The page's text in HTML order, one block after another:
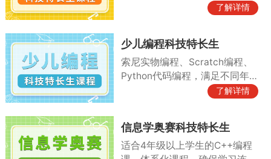
课程体系以及各种竞赛素养课
了解详情
少儿编程科技特长生
索尼实物编程、Scratch编程、
Python代码编程，满足不同年
了解详情
信息学奥赛科技特长生
适合4年级以上学生的C++编程